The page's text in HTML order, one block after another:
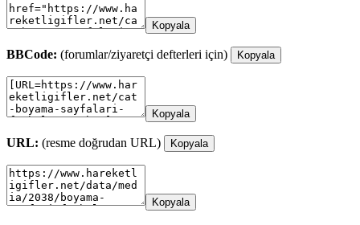
Kopyala
BBCode: (forumlar/ziyaretçi defterleri için) Kopyala
Kopyala
URL: (resme doğrudan URL) Kopyala
Kopyala